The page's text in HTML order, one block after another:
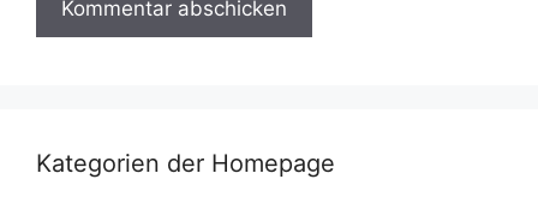
Kategorien der Homepage